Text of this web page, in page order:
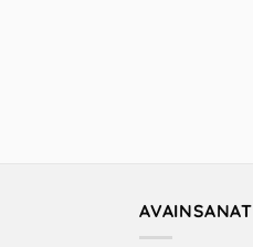
AVAINSANAT